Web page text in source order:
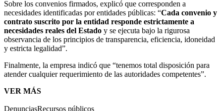
Sobre los convenios firmados, explicó que corresponden a
necesidades identificadas por entidades públicas: “Cada convenio y
contrato suscrito por la entidad responde estrictamente a
necesidades reales del Estado y se ejecuta bajo la rigurosa
observancia de los principios de transparencia, eficiencia, idoneidad
y estricta legalidad”.
Finalmente, la empresa indicó que “tenemos total disposición para
atender cualquier requerimiento de las autoridades competentes”.
VER MÁS
DenunciasRecursos públicos